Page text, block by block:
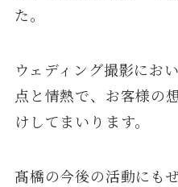
た。
ウェディング撮影にお
点と情熱で、お客様の
けしてまいります。
髙橋の今後の活動にも